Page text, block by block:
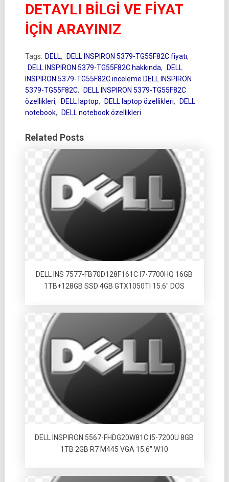
DETAYLI BİLGİ VE FİYAT
İÇİN ARAYINIZ
Tags: DELL, DELL INSPIRON 5379-TG55F82C fiyatı,
DELL INSPIRON 5379-TG55F82C hakkında,
DELL
INSPIRON 5379-TG55F82C inceleme DELL INSPIRON
5379-TG55F82C,
DELL INSPIRON 5379-TG55F82C
özellikleri, DELL laptop, DELL laptop özellikleri,
DELL
notebook, DELL notebook özellikleri
Related Posts
DELL INS 7577-FB70D128F161C I7-7700HQ 16GB
1TB+128GB SSD 4GB GTX1050TI 15.6″ DOS
DELL INSPIRON 5567-FHDG20W81C I5-7200U 8GB
1TB 2GB R7 M445 VGA 15.6″ W10